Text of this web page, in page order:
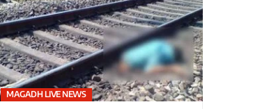
MAGADH LIVE NEWS